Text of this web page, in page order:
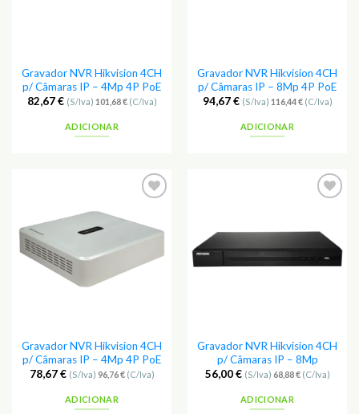
Gravador NVR Hikvision 4CH
p/ Câmaras IP – 4Mp 4P PoE
82,67€ (S/Iva) 101,68€(C/Iva)
ADICIONAR
Gravador NVR Hikvision 4CH
p/ Câmaras IP – 8Mp 4P PoE
94,67€ (S/Iva) 116,44€(C/Iva)
ADICIONAR
aos
Favoritos
Gravador NVR Hikvision 4CH
p/ Câmaras IP – 4Mp 4P PoE
78,67€ (S/Iva) 96,76€(C/Iva)
ADICIONAR
Favoritos
Gravador NVR Hikvision 4CH
p/ Câmaras IP – 8Mp
56,00€ (S/Iva) 68,88€(C/Iva)
ADICIONAR